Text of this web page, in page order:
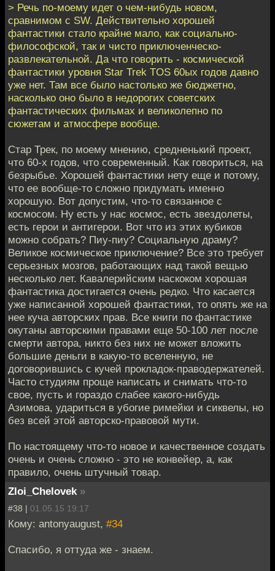
> Речь по-моему идет о чем-нибудь новом,
сравнимом с SW. Действительно хорошей
фантастики стало крайне мало, как социально-
философской, так и чисто приключенческо-
развлекательной. Да что говорить - космической
фантастики уровня Star Trek TOS 60ых годов давно
уже нет. Там все было настолько же бюджетно,
насколько оно было в недорогих советских
фантастических фильмах и великолепно по
сюжетам и атмосфере вообще.
Стар Трек, по моему мнению, средненький проект,
что 60-х годов, что современный. Как говориться, на
безрыбье. Хорошей фантастики нету еще и потому,
что ее вообще-то сложно придумать именно
хорошую. Вот допустим, что-то связанное с
космосом. Ну есть у нас космос, есть звездолеты,
есть герои и антигерои. Вот что из этих кубиков
можно собрать? Пиу-пиу? Социальную драму?
Великое космическое приключение? Все это требует
серьезных мозгов, работающих над такой вещью
несколько лет. Кавалерийским наскоком хорошая
фантастика достигается очень редко. Что касается
уже написанной хорошей фантастики, то опять же на
нее куча авторских прав. Все книги по фантастике
окутаны авторскими правами еще 50-100 лет после
смерти автора, никто без них не может вложить
большие деньги в какую-то вселенную, не
договорившись с кучей прокладок-праводержателей.
Часто студиям проще написать и снимать что-то
свое, пусть и гораздо слабее какого-нибудь
Азимова, удариться в убогие римейки и сиквелы, но
без всей этой авторско-правовой мути.
По настоящему что-то новое и качественное создать
очень и очень сложно - это не конвейер, а, как
правило, очень штучный товар.
Zloi_Chelovek »
#38 | 01.05.15 19:17
Кому: antonyaugust, #34
Спасибо, я оттуда же - знаем.